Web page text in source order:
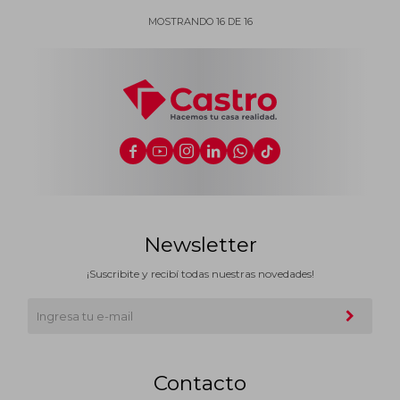
MOSTRANDO 16DE 16
     
Contacto
Newsletter
¡Suscribite y recibí todas nuestras novedades!